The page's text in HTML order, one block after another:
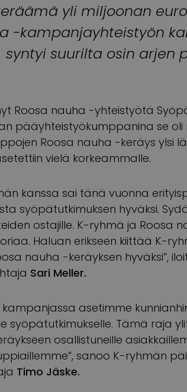
yli miljoonan
-kampanjayhteistyön
syntyi suurilta osin arjen
Roosa nauha -yhteistyötä
pääyhteistyökumppanina se
Roosa nauha -keräys ylsi
vielä korkeammalle.
kanssa sai tänä vuonna
syöpätutkimuksen hyväksi.
ostajille. K-ryhmä ja Roosa
Haluan erikseen kiittää K-
nauha -keräyksen hyväksi”,
Sari Meller.
kampanjassa asetimme
syöpätutkimukselle. Tämä raja
osallistuneille
sanoo K-ryhmän
Timo Jäske.